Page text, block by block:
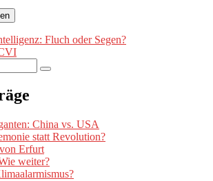
Fluch oder Segen?
Suchen
China vs. USA
statt Revolution?
Erfurt
weiter?